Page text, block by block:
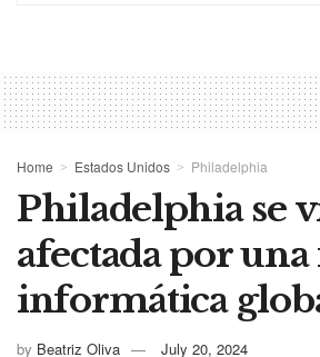
Home Estados Unidos Philadelphia
Philadelphia se
afectada por
informática
by Beatriz Oliva July 20, 2024